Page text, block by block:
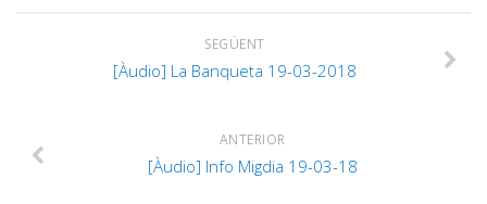
SEGÜENT
[Àudio] La Banqueta 19-03-2018
ANTERIOR
[Àudio] Info Migdia 19-03-18